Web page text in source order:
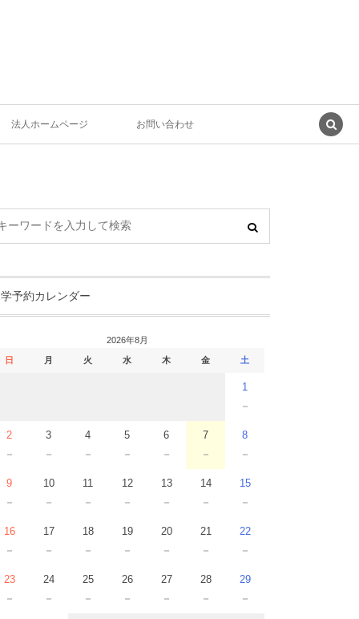
法人ホームページ お問い合わせ
予約カレンダー
2026年8月
日 月 火 水 木 金 土
1
－
2
－
3
－
4
－
5
－
6
－
7
－
8
－
9
－
10
－
11
－
12
－
13
－
14
－
15
－
16
－
17
－
18
－
19
－
20
－
21
－
22
－
23
－
24
－
25
－
26
－
27
－
28
－
29
－